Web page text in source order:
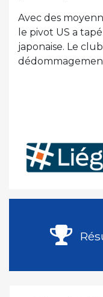
Avec des
le pivot US a
japonaise. Le